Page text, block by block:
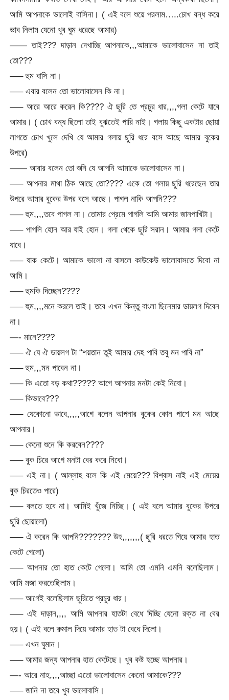
আমি আপনাকে ভালোই বাসিনা। ( এই বলে শুয়ে পরলাম…..চোখ বন্ধ করে
ভাব নিলাম যেনো খুব ঘুম ধরেছে আমার)
—— তাই??? দাড়ান দেখাচ্ছি আপনাকে,,,আমাকে ভালোবাসেন না তাই
তো???
—– হুম বাসি না।
—– এবার বলেন তো ভালোবাসেন কি না।
—– আরে আরে করেন কি???? ঐ ছুরি তে প্রচুর ধার,,,,গলা কেটে যাবে
আমার। ( চোখ বন্ধ ছিলো তাই বুঝতেই পারি নাই। গলায় কিছু একটার ছোয়া
লাগতে চোখ খুলে দেখি যে আমার গলায় ছুরি ধরে বসে আছে আমার বুকের
উপরে)
—— আবার বলেন তো শুনি যে আপনি আমাকে ভালোবাসেন না।
—– আপনার মাথা ঠিক আছে তো???? একে তো গলায় ছুরি ধরেছেন তার
উপরে আমার বুকের উপর বসে আছে। পাগল নাকি আপনি???
—– হুম,,,,তবে পাগল না। তোমার প্রেমে পাগলি আমি আমার জানপাখিটা।
—– পাগলি হোন আর যাই হোন। গলা থেকে ছুরি সরান। আমার গলা কেটে
যাবে।
—– যাক কেটে। আমাকে ভালো না বাসলে কাউকেউ ভালোবাসতে দিবো না
আমি।
—– হুমকি দিচ্ছেন????
—– হুম,,,,মনে করলে তাই। তবে এখন কিন্তু বাংলা ছিনেমার ডায়লগ দিবেন
না।
—- মানে????
—– ঐ যে ঐ ডায়লগ টা “শয়তান তুই আমার দেহ পাবি তবু মন পাবি না”
—– হুম,,,মন পাবেন না।
—– কি এতো বড় কথা????? আগে আপনার মনটা কেই নিবো।
—– কিভাবে???
—– যেকোনো ভাবে,,,,,আগে বলেন আপনার বুকের কোন পাশে মন আছে
আপনার।
—– কেনো শুনে কি করবেন????
—– বুক চিরে আগে মনটা বের করে নিবো।
—– এই না। ( আল্লাহ বলে কি এই মেয়ে??? বিশ্বাস নাই এই মেয়ের
বুক চিরতেও পারে)
—– বলতে হবে না। আমিই খুঁজে নিচ্ছি। ( এই বলে আমার বুকের উপরে
ছুরি ছোয়ালো)
—– ঐ করেন কি আপনি??????? উহ,,,,,,,( ছুরি ধরতে গিয়ে আমার হাত
কেটে গেলো)
—– আপনার তো হাত কেটে গেলো। আমি তো এমনি এমনি বলেছিলাম।
আমি মজা করতেছিলাম।
—– আগেই বলেছিলাম ছুরিতে প্রচুর ধার।
—– এই দাড়ান,,,, আমি আপনার হাতটা বেধে দিচ্ছি যেনো রক্ত না বের
হয়। ( এই বলে রুমাল দিয়ে আমার হাত টা বেধে দিলো।
—– এখন ঘুমান।
—– আমার জন্য আপনার হাত কেটেছে। খুব কষ্ট হচ্ছে আপনার।
—- আরে নাহ,,,,আচ্ছা এতো ভালোবাসেন কেনো আমাকে???
—– জানি না তবে খুব ভালোবাসি।